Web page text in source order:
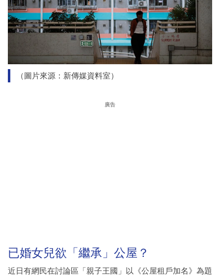
（圖片來源：新傳媒資料室）
廣告
已婚女兒欲「繼承」公屋？
近日有網民在討論區「親子王國」以《公屋租戶加名》為題